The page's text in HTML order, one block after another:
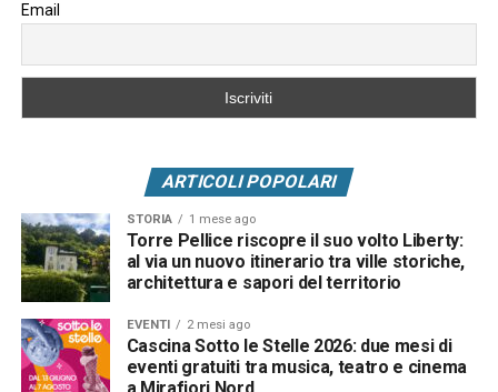
Email
ARTICOLI POPOLARI
STORIA 1 mese ago
Torre Pellice riscopre il suo volto Liberty:
al via un nuovo itinerario tra ville storiche,
architettura e sapori del territorio
EVENTI 2 mesi ago
Cascina Sotto le Stelle 2026: due mesi di
eventi gratuiti tra musica, teatro e cinema